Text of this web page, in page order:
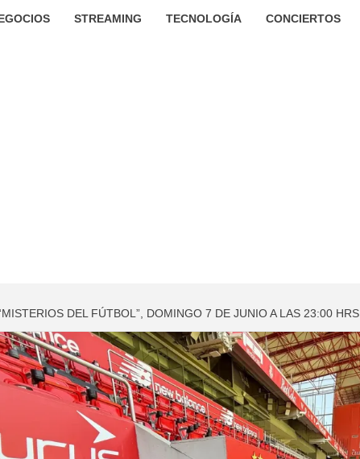
STREAMING TECNOLOGÍA CONCIERTOS
DEL FÚTBOL”, DOMINGO 7 DE JUNIO A LAS 23:00 HRS